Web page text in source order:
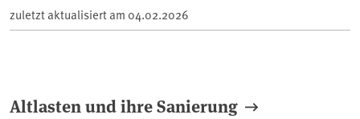
zuletzt aktualisiert am 04.02.2026
Altlasten und ihre Sanierung